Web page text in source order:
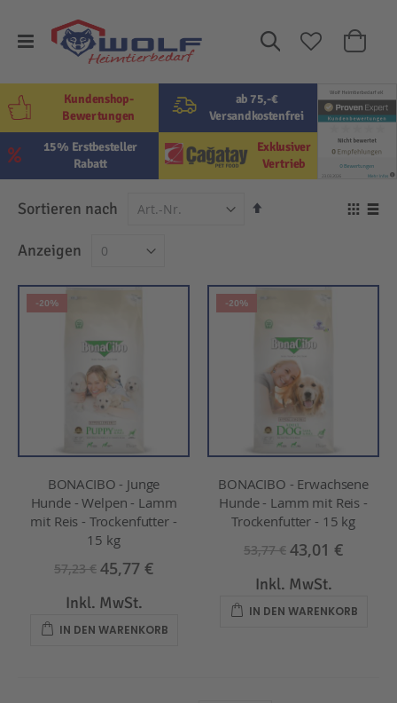
Suche
Mein
ab 75,-€
Versandkostenfrei
Exklusiver
Vertrieb
15% Erstbesteller
Rabatt
Kundenshop-
Bewertungen
Sortieren nach
In
Anzeigen
-20%
BONACIBO - Junge
Hunde - Welpen - Lamm
mit Reis - Trockenfutter -
15 kg
57,23 € 45,77 €
Inkl. MwSt.
IN DEN WARENKORB
-20%
BONACIBO - Erwachsene
Hunde - Lamm mit Reis -
Trockenfutter - 15 kg
53,77 € 43,01 €
Inkl. MwSt.
IN DEN WARENKORB